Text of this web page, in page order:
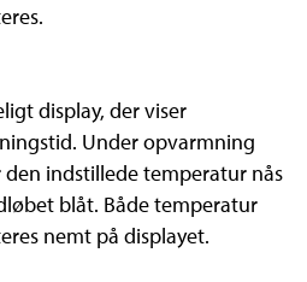
display, der viser
Under opvarmning
indstillede temperatur nås
blåt. Både temperatur
nemt på displayet.